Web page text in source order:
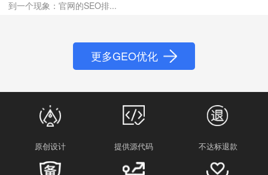
到一个现象：官网的SEO排...
更多GEO优化
原创设计 提供源代码 不达标退款